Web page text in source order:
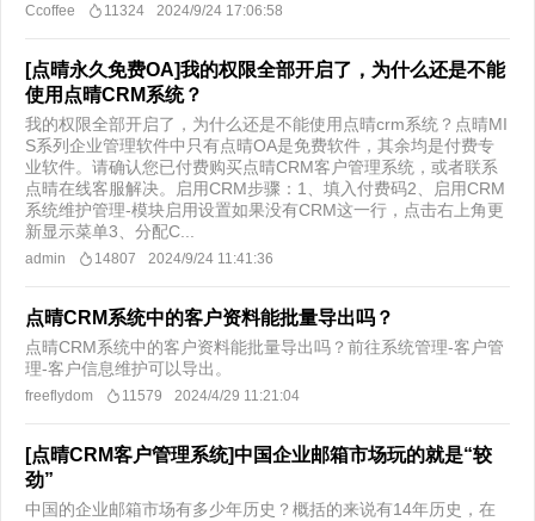
Ccoffee 11324 2024/9/24 17:06:58
[点晴永久免费OA]我的权限全部开启了，为什么还是不能
使用点晴CRM系统？
我的权限全部开启了，为什么还是不能使用点晴crm系统？点晴MI
S系列企业管理软件中只有点晴OA是免费软件，其余均是付费专
业软件。请确认您已付费购买点晴CRM客户管理系统，或者联系
点晴在线客服解决。启用CRM步骤：1、填入付费码2、启用CRM
系统维护管理-模块启用设置如果没有CRM这一行，点击右上角更
新显示菜单3、分配C...
admin 14807 2024/9/24 11:41:36
点晴CRM系统中的客户资料能批量导出吗？
点晴CRM系统中的客户资料能批量导出吗？前往系统管理-客户管
理-客户信息维护可以导出。
freeflydom 11579 2024/4/29 11:21:04
[点晴CRM客户管理系统]中国企业邮箱市场玩的就是“较
劲”
中国的企业邮箱市场有多少年历史？概括的来说有14年历史，在